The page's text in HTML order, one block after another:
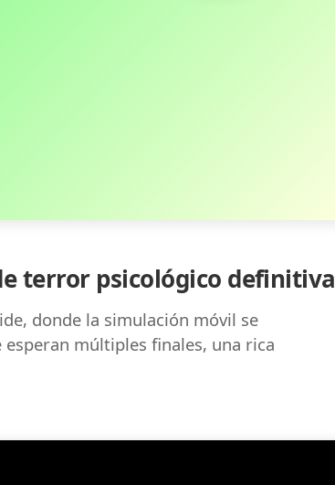
terror psicológico definitiva
donde la simulación móvil se
múltiples finales, una rica